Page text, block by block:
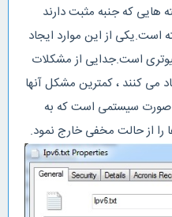
هایی که جنبه مثبت دارند
از این موارد ایجاد
است.جدایی از مشکلات
می کنند ، کمترین مشکل آنها
صورت سیستمی است که به
از حالت مخفی خارج نمود.